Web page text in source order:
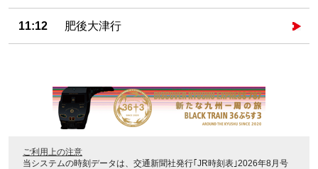
11:12 肥後大津行
ご利用上の注意
当システムの時刻データは、 交通新聞社発行｢JR時刻表｣2026年8月号